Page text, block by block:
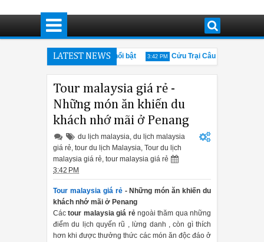
LATEST NEWS
phố cổ Cáp Nhĩ Tân ấn tượng, nổi bật 3:42 PM
Cửu Trại Câu mùa đông có gì
Tour malaysia giá rẻ -
Những món ăn khiến du
khách nhớ mãi ở Penang
du lịch malaysia, du lịch malaysia
giá rẻ, tour du lịch Malaysia, Tour du lịch
malaysia giá rẻ, tour malaysia giá rẻ
3:42 PM
Tour malaysia giá rẻ- Những món ăn khiến du
khách nhớ mãi ở Penang
Cáctour malaysia giá rẻngoài thăm qua những
điểm du lịch quyến rũ , lừng danh , còn gì thích
hơn khi được thưởng thức các món ăn độc đáo ở